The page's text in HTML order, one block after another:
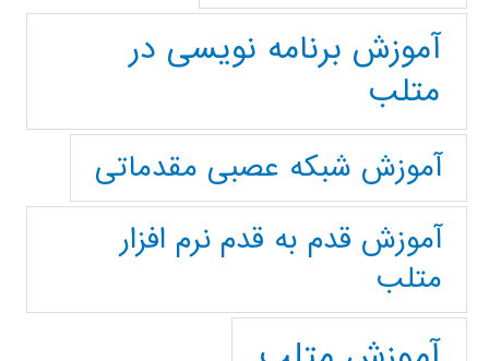
آموزش برنامه نویسی در
متلب
آموزش شبکه عصبی مقدماتی
آموزش قدم به قدم نرم افزار
متلب